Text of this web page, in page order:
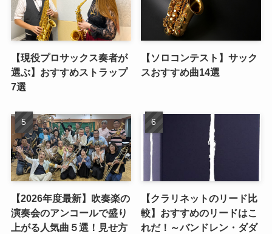
【現役プロサックス奏者が
選ぶ】おすすめストラップ
7選
【ソロコンテスト】サック
スおすすめ曲14選
【2026年度最新】吹奏楽の
演奏会のアンコールで盛り
上がる人気曲５選！見せ方
【クラリネットのリード比
較】おすすめのリードはこ
れだ！～バンドレン・ダダ